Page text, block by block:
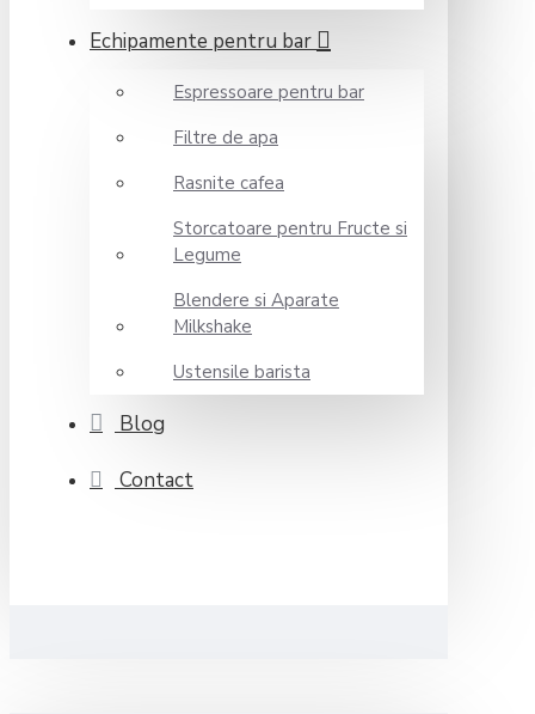
Echipamente pentru bar
Espressoare pentru bar
Filtre de apa
Rasnite cafea
Storcatoare pentru Fructe si
Legume
Blendere si Aparate
Milkshake
Ustensile barista
Blog
Contact